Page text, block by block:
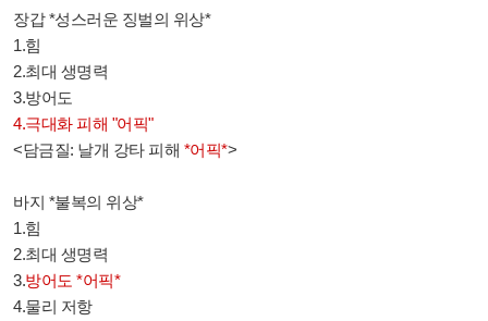
장갑 *성스러운 징벌의 위상*
1.힘
2.최대 생명력
3.방어도
4.극대화 피해 "어픽"
<담금질: 날개 강타 피해 *어픽*>
바지 *불복의 위상*
1.힘
2.최대 생명력
3.방어도 *어픽*
4.물리 저항